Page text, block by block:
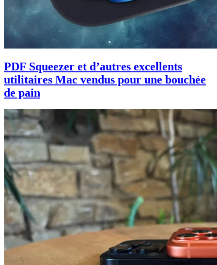
PDF Squeezer et d’autres excellents
utilitaires Mac vendus pour une bouchée
de pain